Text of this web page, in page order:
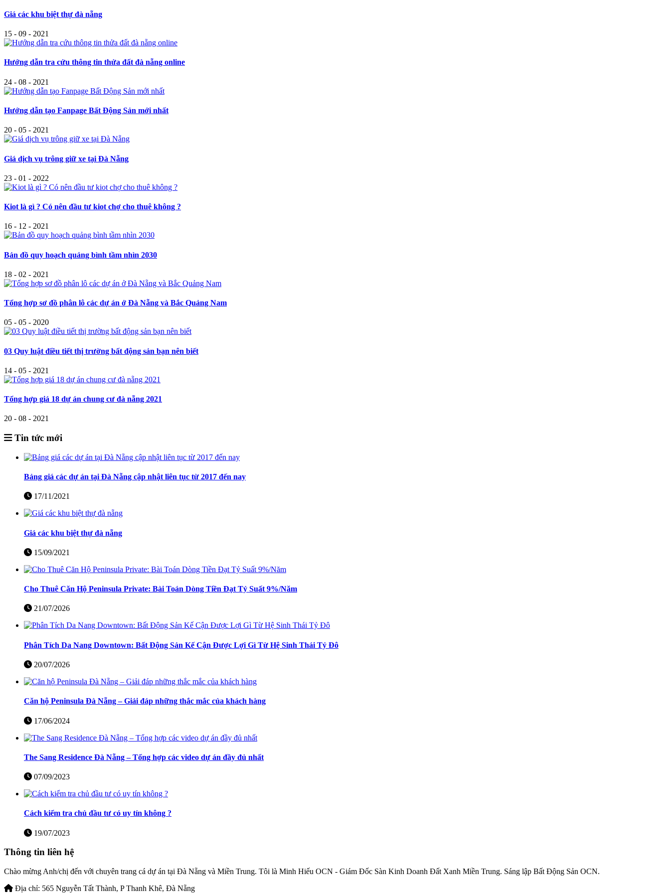
Giá các khu biệt thự đà nẵng
15 - 09 - 2021
Hướng dẫn tra cứu thông tin thửa đất đà nẵng online
24 - 08 - 2021
Hướng dẫn tạo Fanpage Bất Động Sản mới nhất
20 - 05 - 2021
Giá dịch vụ trông giữ xe tại Đà Nẵng
23 - 01 - 2022
Kiot là gì ? Có nên đầu tư kiot chợ cho thuê không ?
16 - 12 - 2021
Bản đồ quy hoạch quảng bình tầm nhìn 2030
18 - 02 - 2021
Tổng hợp sơ đồ phân lô các dự án ở Đà Nẵng và Bắc Quảng Nam
05 - 05 - 2020
03 Quy luật điều tiết thị trường bất động sản bạn nên biết
14 - 05 - 2021
Tổng hợp giá 18 dự án chung cư đà nẵng 2021
20 - 08 - 2021
Tin tức mới
Bảng giá các dự án tại Đà Nẵng cập nhật liên tục từ 2017 đến nay
17/11/2021
Giá các khu biệt thự đà nẵng
15/09/2021
Cho Thuê Căn Hộ Peninsula Private: Bài Toán Dòng Tiền Đạt Tỷ Suất 9%/Năm
21/07/2026
Phân Tích Da Nang Downtown: Bất Động Sản Kế Cận Được Lợi Gì Từ Hệ Sinh Thái Tỷ Đô
20/07/2026
Căn hộ Peninsula Đà Nẵng – Giải đáp những thắc mắc của khách hàng
17/06/2024
The Sang Residence Đà Nẵng – Tổng hợp các video dự án đầy đủ nhất
07/09/2023
Cách kiểm tra chủ đầu tư có uy tín không ?
19/07/2023
Thông tin liên hệ
Chào mừng Anh/chị đến với chuyên trang cá dự án tại Đà Nẵng và Miền Trung. Tôi là Minh Hiếu OCN - Giám Đốc Sàn Kinh Doanh Đất Xanh Miền Trung. Sáng lập Bất Động Sản OCN.
Địa chỉ: 565 Nguyễn Tất Thành, P Thanh Khê, Đà Nẵng